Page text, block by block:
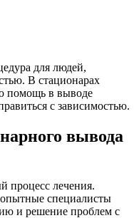
для людей,
В стационарах
помощь в выводе
с зависимостью.
вывода
процесс лечения.
специалисты
и решение проблем с